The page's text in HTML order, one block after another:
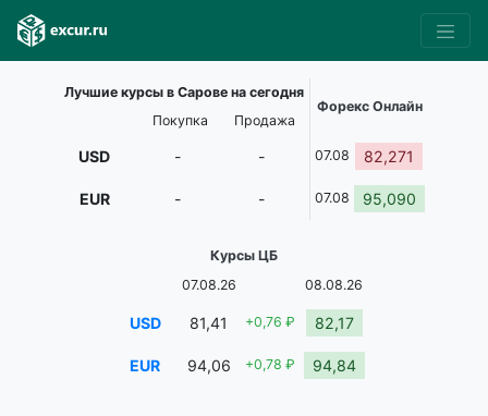
Лучшие курсы в Сарове на сегодня
Форекс Онлайн
Покупка
Продажа
USD - - 07.08 82,271
EUR - - 07.08 95,090
Курсы ЦБ
07.08.26
08.08.26
USD 81,41 +0,76 ₽ 82,17
EUR 94,06 +0,78 ₽ 94,84